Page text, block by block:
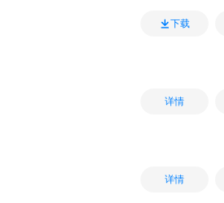
下载
详情
详情